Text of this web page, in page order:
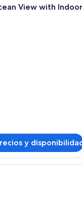
View with Indoor
y
de hotel con una